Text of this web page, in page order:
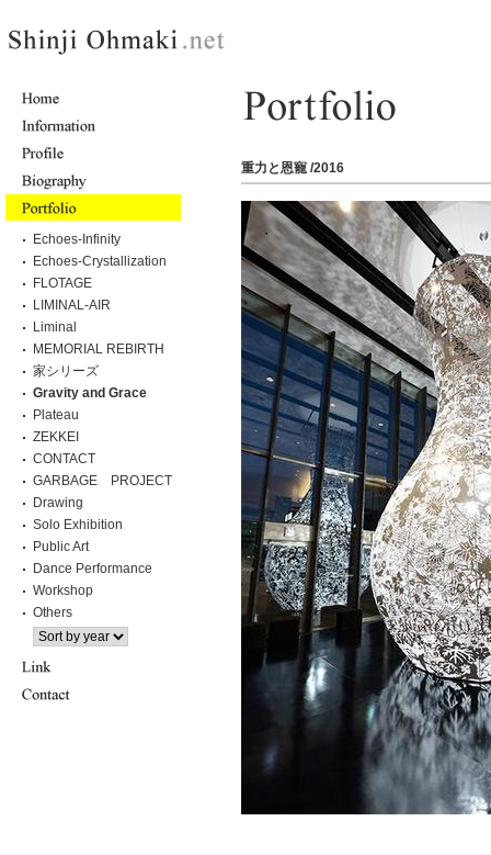
重力と恩寵 /2016
Echoes-Infinity
Echoes-Crystallization
FLOTAGE
LIMINAL-AIR
Liminal
MEMORIAL REBIRTH
家シリーズ
Gravity and Grace
Plateau
ZEKKEI
CONTACT
GARBAGE PROJECT
Drawing
Solo Exhibition
Public Art
Dance Performance
Workshop
Others